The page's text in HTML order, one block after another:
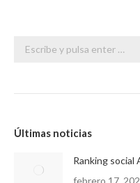
Buscar:
Últimas noticias
Ranking social
febrero 17,